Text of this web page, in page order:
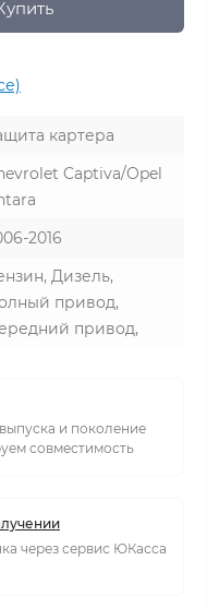
картера
Captiva/Opel
2016
Дизель,
привод,
привод,
и поколение
совместимость
через сервис ЮКасса